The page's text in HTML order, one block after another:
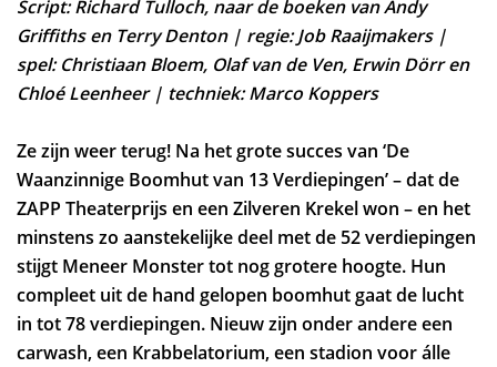
Script: Richard Tulloch, naar de boeken van Andy
Griffiths en Terry Denton | regie: Job Raaijmakers |
spel: Christiaan Bloem, Olaf van de Ven, Erwin Dörr en
Chloé Leenheer | techniek: Marco Koppers
Ze zijn weer terug! Na het grote succes van ‘De
Waanzinnige Boomhut van 13 Verdiepingen’ – dat de
ZAPP Theaterprijs en een Zilveren Krekel won – en het
minstens zo aanstekelijke deel met de 52 verdiepingen
stijgt Meneer Monster tot nog grotere hoogte. Hun
compleet uit de hand gelopen boomhut gaat de lucht
in tot 78 verdiepingen. Nieuw zijn onder andere een
carwash, een Krabbelatorium, een stadion voor álle
in